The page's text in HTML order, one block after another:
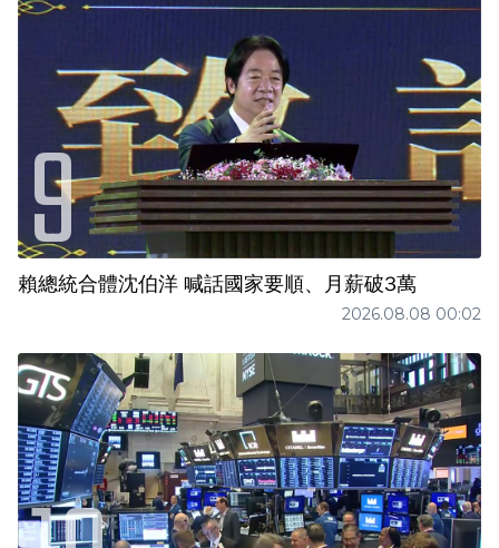
賴總統合體沈伯洋 喊話國家要順、月薪破3萬
2026.08.08 00:02